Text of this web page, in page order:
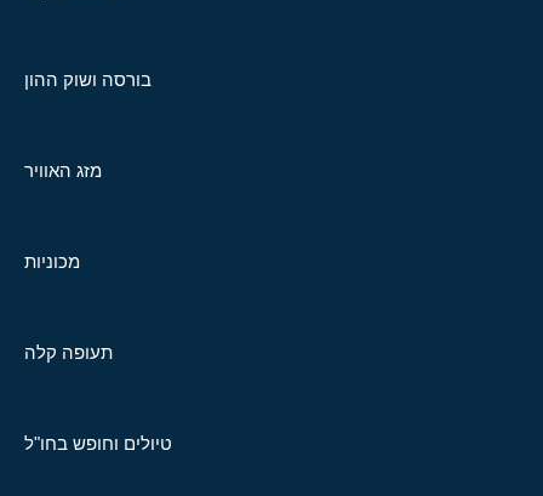
בורסה ושוק ההון
מזג האוויר
מכוניות
תעופה קלה
טיולים וחופש בחו"ל